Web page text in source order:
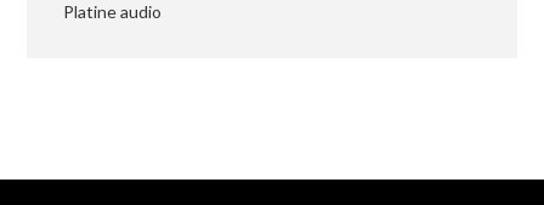
Platine audio